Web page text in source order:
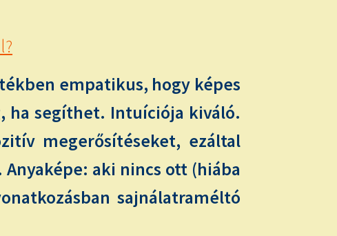
empatikus, hogy képes
ha segíthet. Intuíciója kiváló.
megerősítéseket, ezáltal
aki nincs ott (hiába
sajnálatraméltó